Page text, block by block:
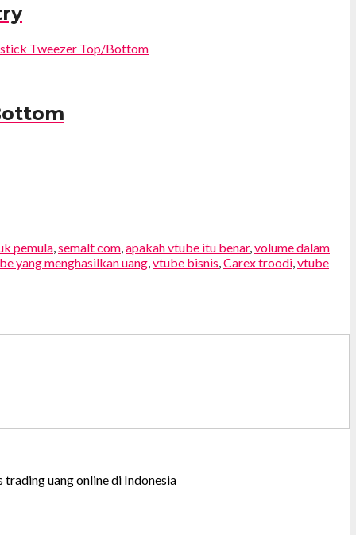
pemula semalt com apakah vtube itu benar, volume dalam
yang menghasilkan uang vtube bisnis Carex troodi vtube
uang online di Indonesia